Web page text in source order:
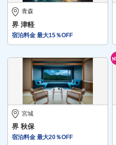
青森
界 津軽
宿泊料金 最大15％OFF
宮城
界 秋保
宿泊料金 最大20％OFF